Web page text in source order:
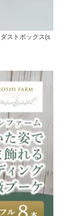
ストボックス(s